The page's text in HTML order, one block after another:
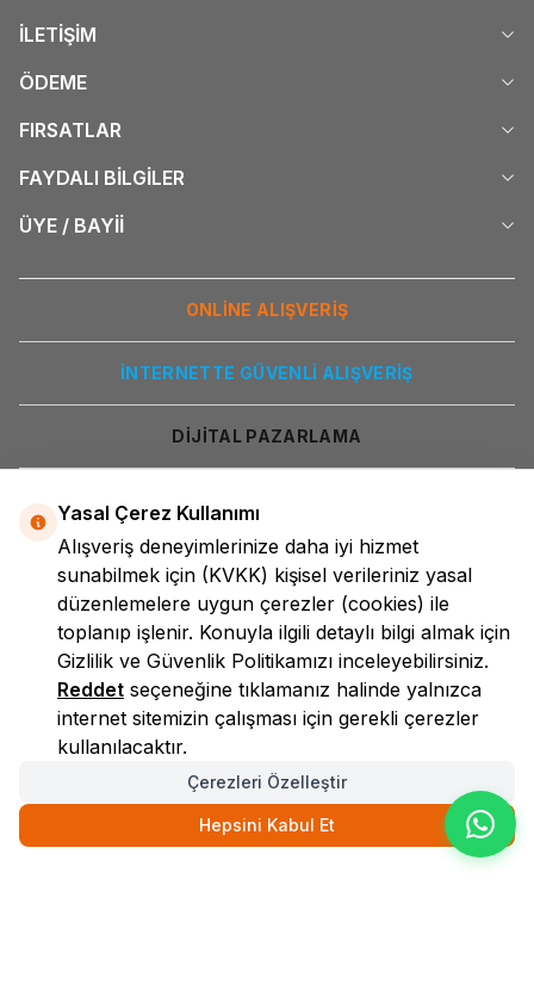
İLETİŞİM
ÖDEME
FIRSATLAR
FAYDALI BİLGİLER
ÜYE / BAYİİ
ONLİNE ALIŞVERİŞ
İNTERNETTE GÜVENLİ ALIŞVERİŞ
DİJİTAL PAZARLAMA
LokmanAVM
Yasal Çerez Kullanımı
Alışveriş deneyimlerinize daha iyi hizmet
sunabilmek için (KVKK) kişisel verileriniz yasal
düzenlemelere uygun çerezler (cookies) ile
toplanıp işlenir. Konuyla ilgili detaylı bilgi almak için
Gizlilik ve Güvenlik Politikamızı inceleyebilirsiniz.
Reddet seçeneğine tıklamanız halinde yalnızca
internet sitemizin çalışması için gerekli çerezler
kullanılacaktır.
Çerezleri Özelleştir
Hepsini Kabul Et